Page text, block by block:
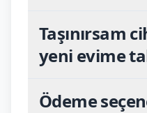
Taşınırsam
yeni evime
Ödeme